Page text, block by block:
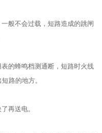
般不会过载，短路造成的跳闸
的蜂鸣档测通断，短路时火线
路的地方。
再送电。